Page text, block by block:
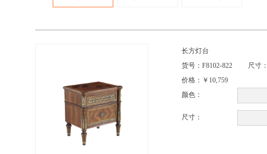
长方灯台
货号： F8102-822 尺寸：
价格： ￥10,759
颜色：
尺寸：